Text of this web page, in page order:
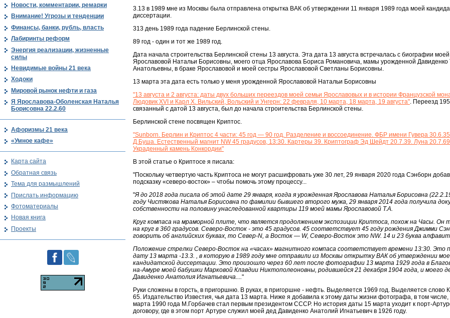
3.13 в 1989 мне из Москвы была отправлена открытка ВАК об утверждении 11 января 1989 года моей
диссертации.
313 день 1989 года падение Берлинской стены.
89 год - один и тот же 1989 год.
Дата начала строительства Берлинской стены 13 августа. Эта дата 13 августа встречалась с биографии
Ярославовой Натальи Борисовны, моего отца Ярославова Бориса Романовича, мамы урожденной Давиденко
Анатольевны, в браке Ярославовой и моей сестры Ярославовой Светланы Борисовны.
13 марта эта дата есть только у меня урожденной Ярославовой Натальи Борисовны
"13 августа и 2 августа: даты двух больших переездов моей семьи Ярославовых и в истории Французской
Людовик XVI и Карл X. Вильский, Вольский и Унгерн: 22 февраля, 10 марта, 18 марта, 19 августа". Переезд
связанный с датой 13 августа, был до начала строительства Берлинской стены.
Берлинской стене посвящен Криптос.
"Sunborn. Берлин и Криптос 4 части: 45 год — 90 год. Разделение и воссоединение. ФБР имени Гувера
Д.Буша. Естественный магнит NW 45 градусов, 13:30. Картеры 39. Криптограф Эд Шейдт 20.7.39. Луна
Украденный камень Конкордии"
В этой статье о Криптосе я писала:
"Поскольку четвертую часть Криптоса не могут расшифровать уже 30 лет, 29 января 2020 года Сэнборн
подсказку «северо-восток» – чтобы помочь этому процессу...
"Я до 2018 года писала об этой дате 29 января, когда я урожденная Ярославова Наталья Борисовна
году Чистякова Наталья Борисовна по фамилии бывшего второго мужа, 29 января 2014 года получила
собственности на половину унаследованной квартиры 119 моей мамы Ярославовой Т.А.
Круг компаса на мраморной плите, что является продолжением экспозиции Криптоса, похож на Часы. Он
на круг в 360 градусов. Северо-Восток - это 45 градусов. 45 соответствует 45 году рождения Джимми
говорить об английских буквах, то Север-N, а Восток — W, Северо-Восток это NW. 14 и 23 буква
Положение стрелки Северо-Восток на «часах» магнитного компаса соответствует времени 13:30. Это
дату 13 марта -13.3. , в которую в 1989 году мне отправили из Москвы открытку ВАК об утверждении
кандидатской диссертации. Это произошло через 60 лет после фотографии 13 марта 1929 года в
на-Амуре моей бабушки Марковой Клавдии Никтополеоновны, родившейся 21 декабря 1904 года, и моего
Давиденко Анатолия Игнатьевича...."
Руки сложены в горсть, в пригоршню. В руках, в пригоршне - нефть. Выделяется 1969 год. Выделяется слово
65. Издательство Известия, чья дата 13 марта. Ниже я добавила к этому даты жизни фотографа, в том
марта 1990 года М.Горбачев стал первым президентом СССР. Но история даты 15 марта уходит к порт-
договору, где в этом порт Артуре служил моей дед Давиденко Анатолий Игнатьевич в 1926 году.
Новости, комментарии, ремарки
Внимание! Угрозы и тенденции
Финансы, банки, рубль, власть
Лабиринты реформ
Энергия реализации, жизненные
силы
Невидимые войны 21 века
Ходоки
Мировой рынок нефти и газа
Я Ярославова-Оболенская Наталья
Борисовна 22.2.60
Афоризмы 21 века
«Умное кафе»
Карта сайта
Обратная связь
Тема для размышлений
Прислать информацию
Фотоматериалы
Новая книга
Проекты